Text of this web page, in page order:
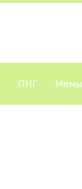
ПНГ Мемы